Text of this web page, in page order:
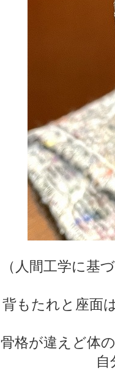
（人間工学に基
背もたれと座面
骨格が違えど体